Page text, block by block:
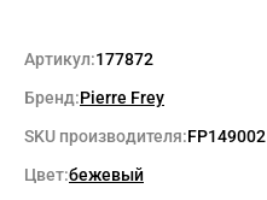
Артикул:177872
Бренд:Pierre Frey
SKU производителя:FP149002
Цвет:бежевый